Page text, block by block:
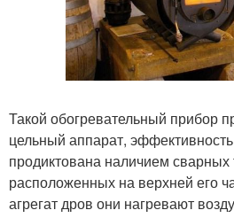
Такой обогревательный прибор
цельный аппарат, эффективность
продиктована наличием сварных
расположенных на верхней его
агрегат дров они нагревают